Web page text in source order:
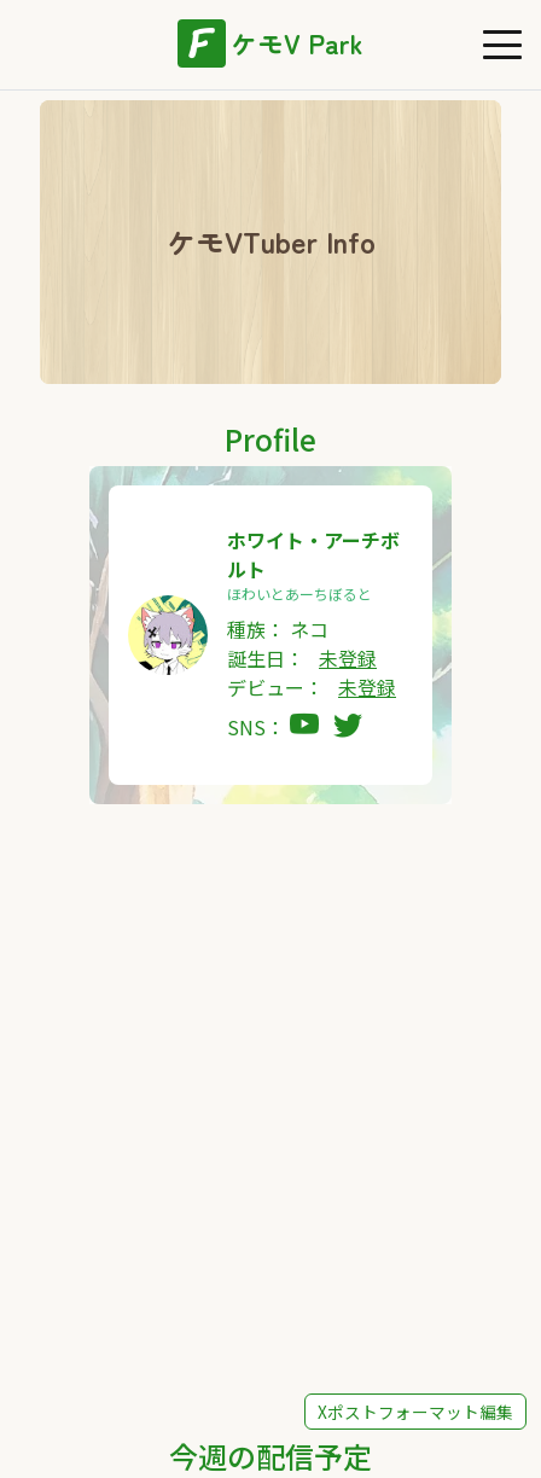
ケモV Park
ケモVTuber Info
Profile
ホワイト・アーチボ
ルト
ほわいとあーちぼると
種族： ネコ
誕生日：
未登録
デビュー：
未登録
SNS：
Xポストフォーマット編集
今週の配信予定